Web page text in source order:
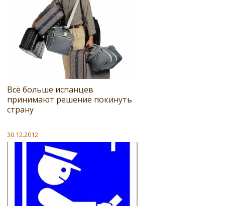
Всё больше испанцев
принимают решение покинуть
страну
30.12.2012